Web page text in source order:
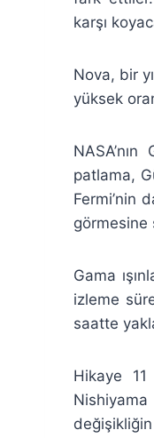
karşı
Nova, bir
yüksek
patlama,
Fermi’nin
görmesine
Gama
izleme
saatte
Hikaye